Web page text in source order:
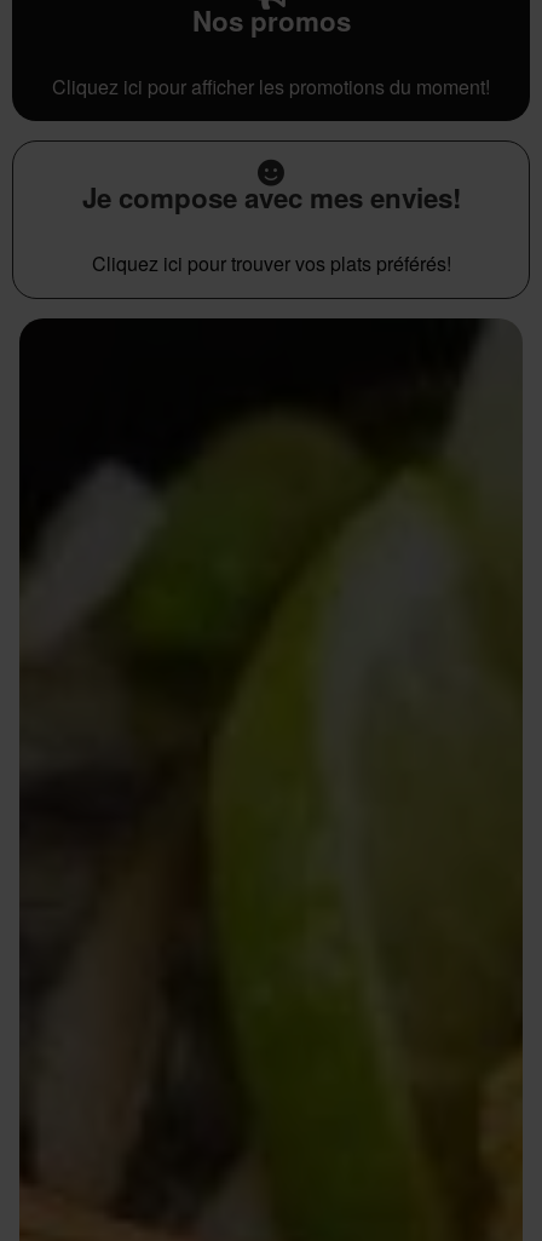
Nos promos
Cliquez ici pour afficher les promotions du moment!
Je compose avec mes envies!
Cliquez ici pour trouver vos plats préférés!